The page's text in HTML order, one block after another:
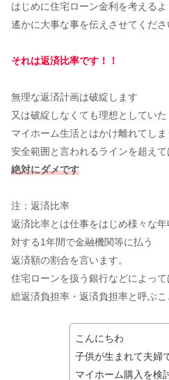
はじめに住宅ローン金利を考えるよ
遙かに大事な事を伝えさせてくださ
それは返済比率です！！
無理な返済計画は破綻します
又は破綻しなくても理想としていた
マイホーム生活とはかけ離れてし
安全範囲と言われるラインを超えて
絶対にダメです
注：返済比率
返済比率とは仕事をはじめ様々な年
対する1年間で金融機関等に払う
返済額の割合を言います。
住宅ローンを扱う銀行などによって
総返済負担率・返済負担率と呼ぶ
こんにちわ
子供が生まれて夫婦
マイホーム購入を検